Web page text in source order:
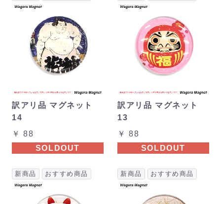
訳アリ品 マグネット
14
￥ 88
SOLDOUT
訳アリ品 マグネット
13
￥ 88
SOLDOUT
新商品 おすすめ商品 新商品 おすすめ商品